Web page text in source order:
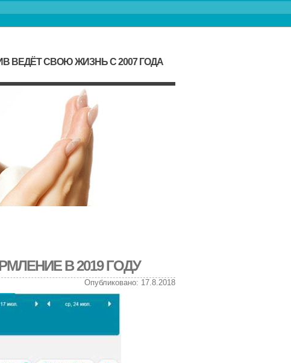
ВЕДЁТ СВОЮ ЖИЗНЬ С 2007 ГОДА
В 2019 ГОДУ
Опубликовано: 17.8.2018